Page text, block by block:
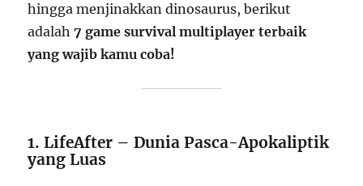
hingga menjinakkan dinosaurus, berikut
adalah7 game survival multiplayer terbaik
yang wajib kamu coba!
1. LifeAfter – Dunia Pasca-Apokaliptik
yang Luas